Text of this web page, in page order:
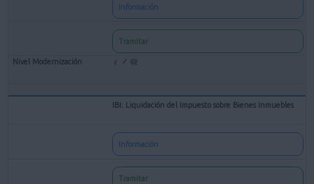
Información
Tramitar
IBI: Liquidación del Impuesto sobre Bienes Inmuebles
Información
Tramitar